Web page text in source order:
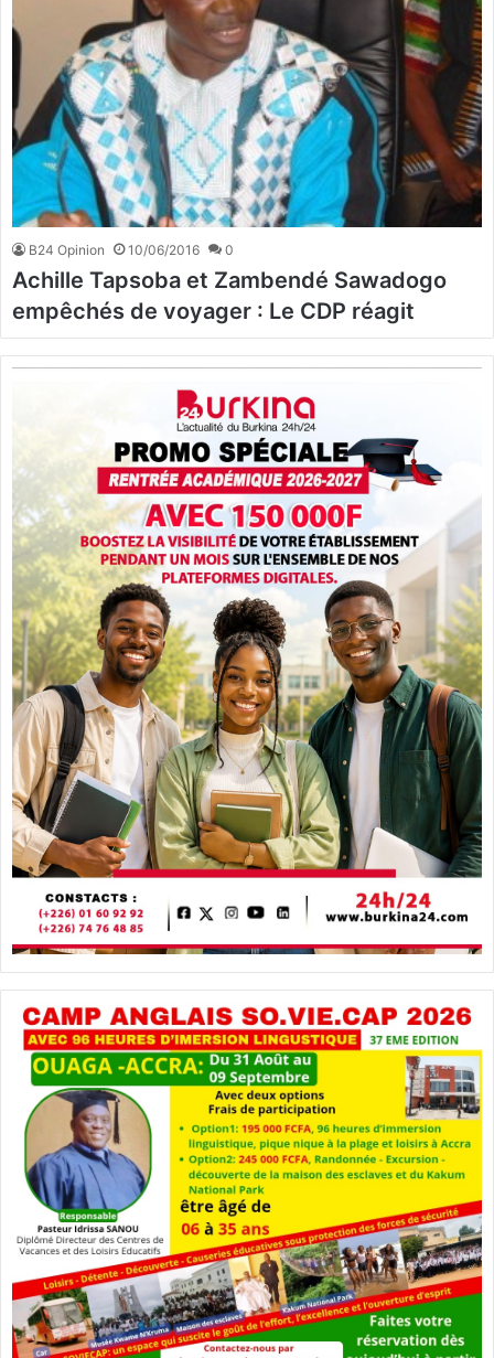
B24 Opinion 10/06/2016 0
Achille Tapsoba et Zambendé Sawadogo
empêchés de voyager : Le CDP réagit